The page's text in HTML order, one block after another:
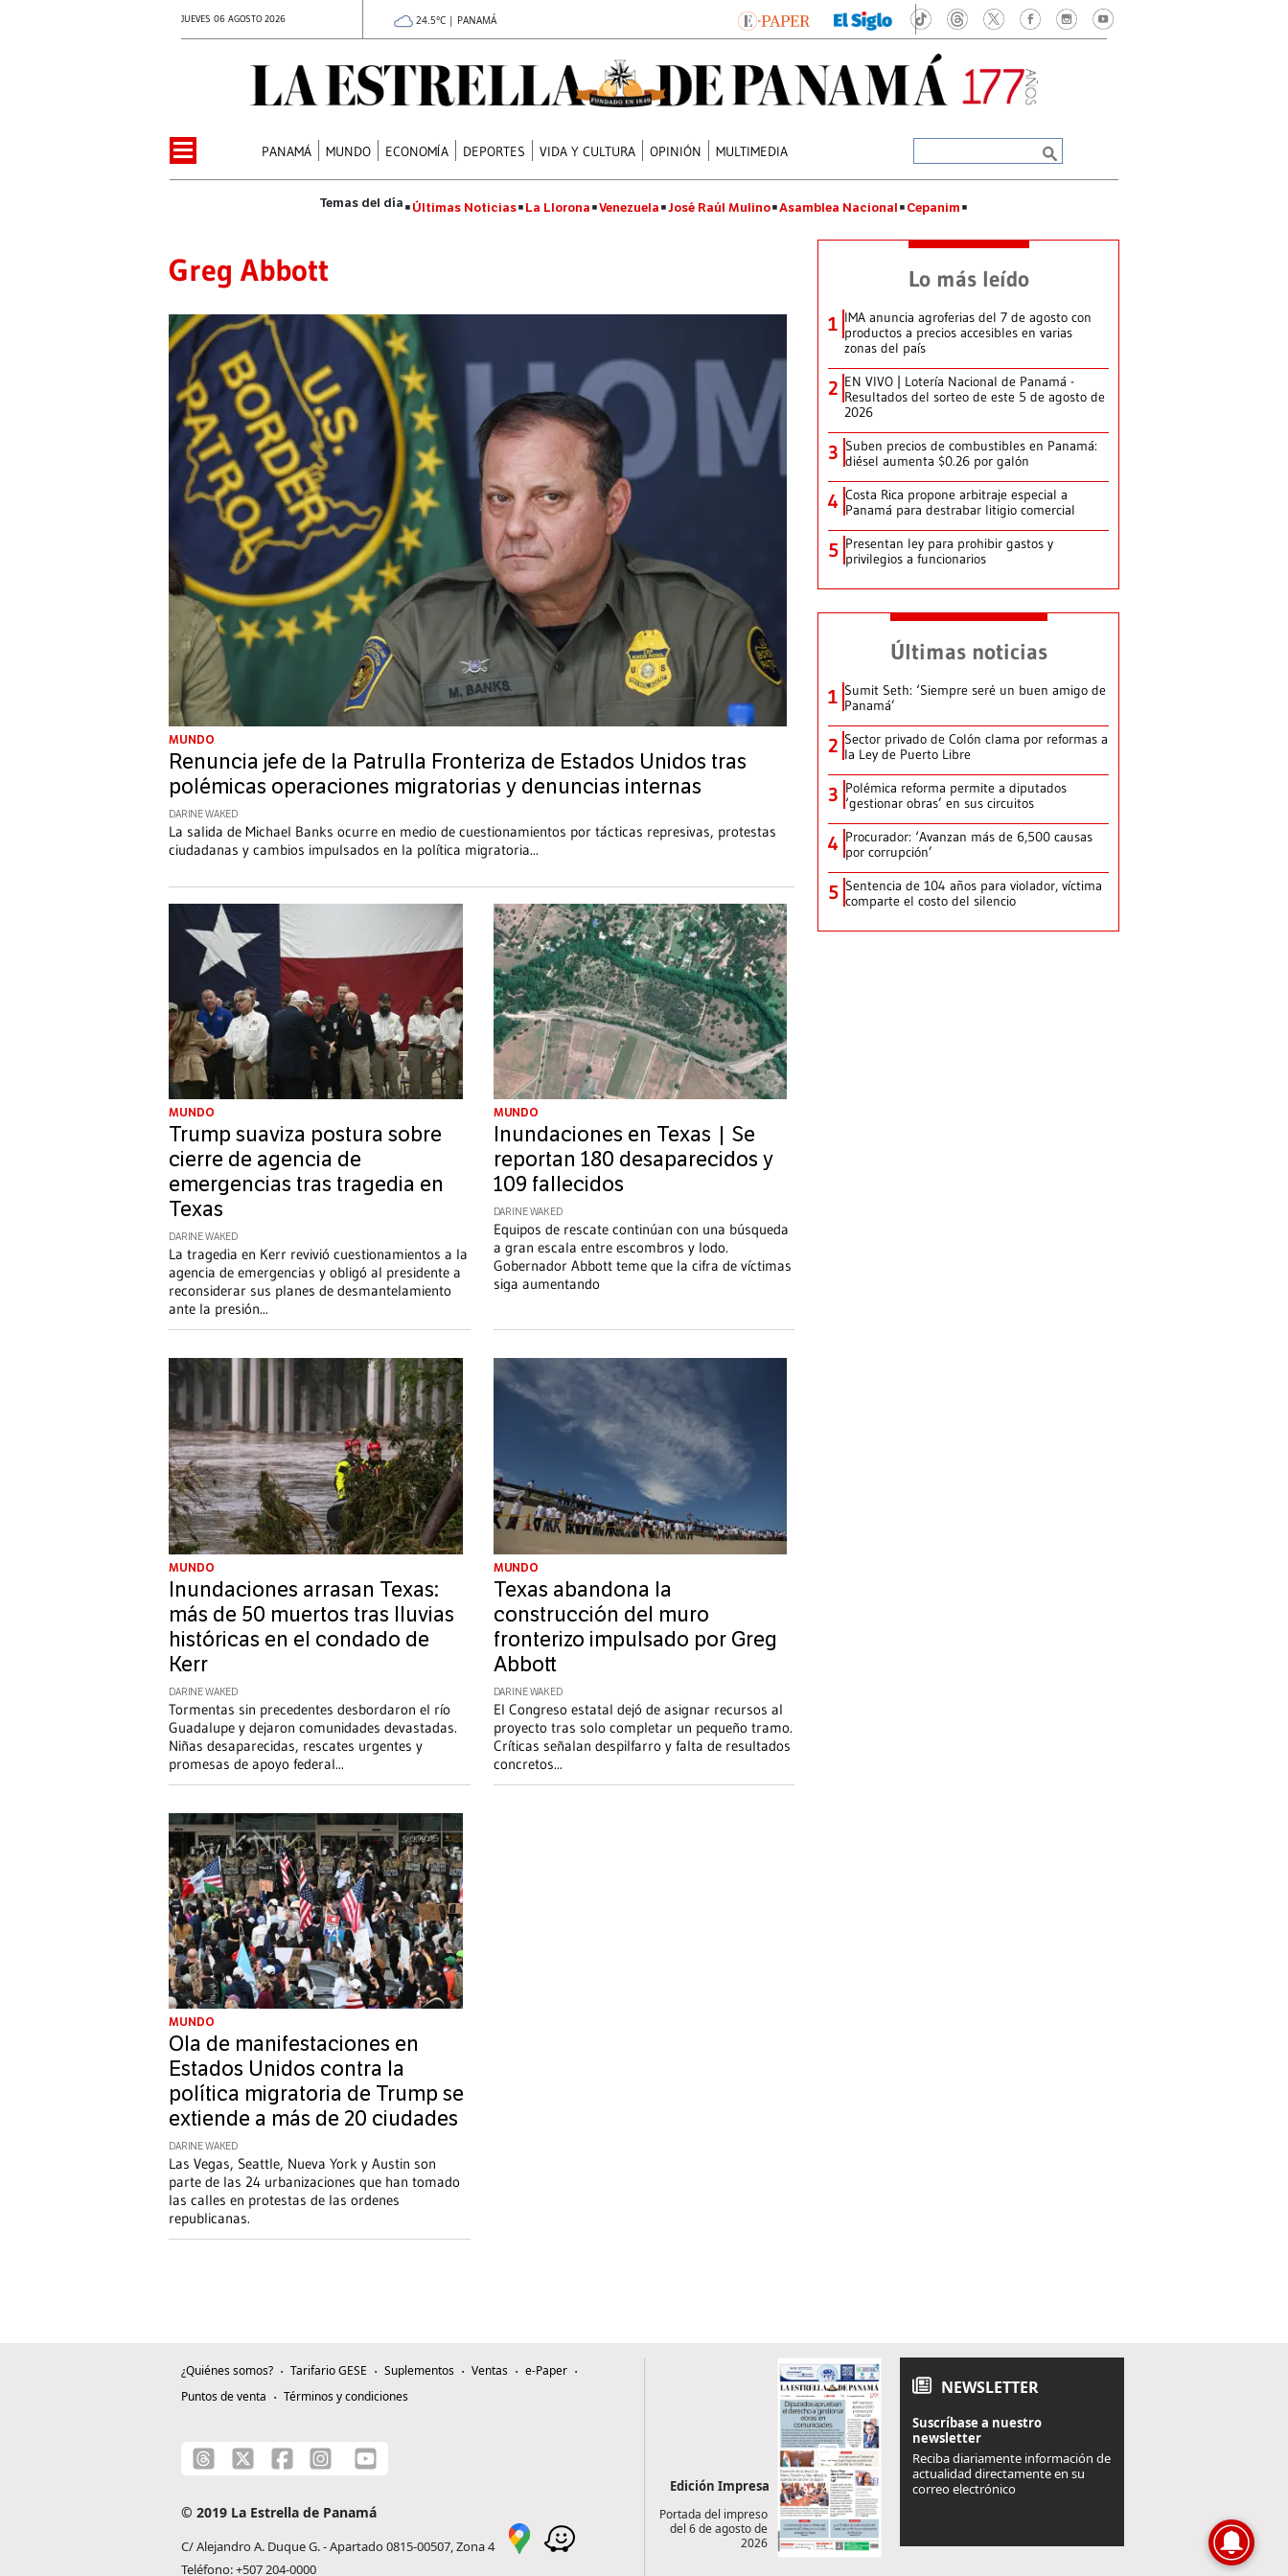
JUEVES 06 AGOSTO 2026 24.5°C | PANAMÁ
PANAMÁ MUNDO ECONOMÍA DEPORTES VIDA Y CULTURA OPINIÓN MULTIMEDIA
Últimas Noticias La Llorona Venezuela José Raúl Mulino Asamblea Nacional Cepanim
Greg Abbott
MUNDO
Renuncia jefe de la Patrulla Fronteriza de Estados Unidos tras
polémicas operaciones migratorias y denuncias internas
DARINE WAKED
La salida de Michael Banks ocurre en medio de cuestionamientos por tácticas represivas, protestas
ciudadanas y cambios impulsados en la política migratoria...
MUNDO
Trump suaviza postura sobre
cierre de agencia de
emergencias tras tragedia en
Texas
DARINE WAKED
La tragedia en Kerr revivió cuestionamientos a la
agencia de emergencias y obligó al presidente a
reconsiderar sus planes de desmantelamiento
ante la presión...
MUNDO
Inundaciones en Texas | Se
reportan 180 desaparecidos y
109 fallecidos
DARINE WAKED
Equipos de rescate continúan con una búsqueda
a gran escala entre escombros y lodo.
Gobernador Abbott teme que la cifra de víctimas
siga aumentando
MUNDO
Inundaciones arrasan Texas:
más de 50 muertos tras lluvias
históricas en el condado de
Kerr
DARINE WAKED
Tormentas sin precedentes desbordaron el río
Guadalupe y dejaron comunidades devastadas.
Niñas desaparecidas, rescates urgentes y
promesas de apoyo federal...
MUNDO
Texas abandona la
construcción del muro
fronterizo impulsado por Greg
Abbott
DARINE WAKED
El Congreso estatal dejó de asignar recursos al
proyecto tras solo completar un pequeño tramo.
Críticas señalan despilfarro y falta de resultados
concretos...
MUNDO
Ola de manifestaciones en
Estados Unidos contra la
política migratoria de Trump se
extiende a más de 20 ciudades
DARINE WAKED
Las Vegas, Seattle, Nueva York y Austin son
parte de las 24 urbanizaciones que han tomado
las calles en protestas de las ordenes
republicanas.
Lo más leído
1 IMA anuncia agroferias del 7 de agosto con
productos a precios accesibles en varias
zonas del país
2 EN VIVO | Lotería Nacional de Panamá -
Resultados del sorteo de este 5 de agosto de
2026
3 Suben precios de combustibles en Panamá:
diésel aumenta $0.26 por galón
4 Costa Rica propone arbitraje especial a
Panamá para destrabar litigio comercial
5 Presentan ley para prohibir gastos y
privilegios a funcionarios
Últimas noticias
1 Sumit Seth: ‘Siempre seré un buen amigo de
Panamá’
2 Sector privado de Colón clama por reformas a
la Ley de Puerto Libre
3 Polémica reforma permite a diputados
‘gestionar obras’ en sus circuitos
4 Procurador: ‘Avanzan más de 6,500 causas
por corrupción’
5 Sentencia de 104 años para violador, víctima
comparte el costo del silencio
¿Quiénes somos? Tarifario GESE Suplementos Ventas
e-Paper
Puntos de venta
Términos y condiciones
© 2019 La Estrella de Panamá
C/ Alejandro A. Duque G. - Apartado 0815-00507, Zona 4
Teléfono: +507 204-0000
Edición Impresa
Portada del impreso
del 6 de agosto de
2026
NEWSLETTER
Suscríbase a nuestro
newsletter
Reciba diariamente información de
actualidad directamente en su
correo electrónico